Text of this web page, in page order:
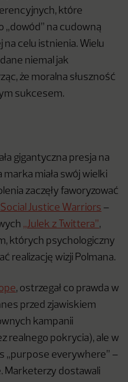
które
„dowód” na cudowną
celu istnienia. Wielu
niemal jak
że moralna słuszność
sukcesem.
gigantyczna presja na
marka miała swój wielki
zaczęły faworyzować
Social Justice Warriors –
„Julek z Twittera”,
których psychologiczny
realizację wizji Polmana.
, ostrzegał co prawda w
przed zjawiskiem
kampanii
realnego pokrycia), ale w
„purpose everywhere” –
Marketerzy dostawali